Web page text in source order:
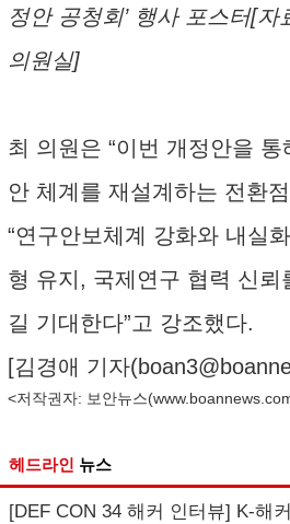
정안 공청회’ 행사 포스터[
의원실]
최 의원은 “이번 개정안을
안 체계를 재설계하는 전환
“연구안보체계 강화와 내실
형 유지, 국제연구 협력 신뢰
길 기대한다”고 강조했다.
[김경애 기자(
<저작권자: 보안뉴스(
헤드라인 뉴스
[DEF CON 34 해커 인터뷰] K-해